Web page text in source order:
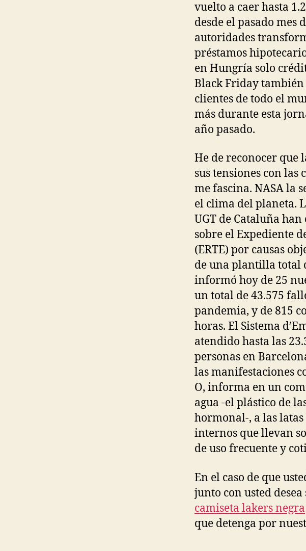
vuelto a caer hasta
desde el pasado mes
autoridades
préstamos
en Hungría solo
Black Friday también
clientes de todo el
más durante esta
año pasado.
He de reconocer que
sus tensiones con las
me fascina. NASA la
el clima del planeta.
UGT de Cataluña
sobre el Expediente
(ERTE) por causas
de una plantilla total
informó hoy de 25
un total de 43.575
pandemia, y de 815
horas. El Sistema
atendido hasta las
personas en
las manifestaciones
O, informa en un
agua -el plástico de
hormonal-, a las
internos que llevan
de uso frecuente y
En el caso de que
junto con usted
camiseta lakers negra
que detenga por